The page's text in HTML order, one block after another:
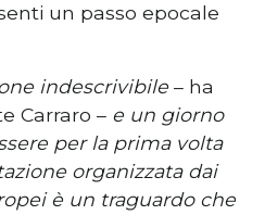
un passo epocale
indescrivibile – ha
Carraro – e un giorno
per la prima volta
organizzata dai
è un traguardo che